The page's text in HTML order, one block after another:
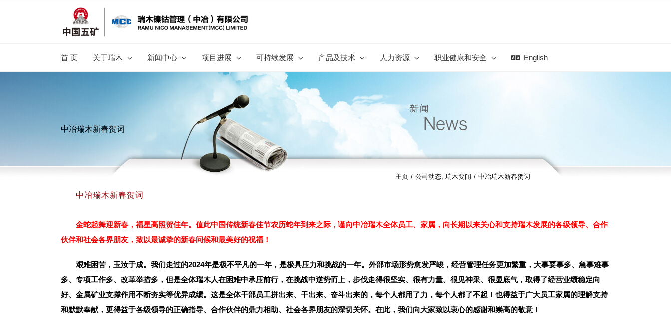
首 页 关于瑞木 新闻中心 项目进展 可持续发展 产品及技术 人力资源 职业健康和安全 English
中冶瑞木新春贺词
主页 / 公司动态, 瑞木要闻 / 中冶瑞木新春贺词
中冶瑞木新春贺词
金蛇起舞迎新春，福星高照贺佳年。值此中国传统新春佳节农历蛇年到来之际，谨向中冶瑞木全体员工、家属，向长期以来关心和支持瑞木发展的各级领导、合作
伙伴和社会各界朋友，致以最诚挚的新春问候和最美好的祝福！
艰难困苦，玉汝于成。我们走过的2024年是极不平凡的一年，是极具压力和挑战的一年。外部市场形势愈发严峻，经营管理任务更加繁重，大事要事多、急事难事
多、专项工作多、改革举措多，但是全体瑞木人在困难中承压前行，在挑战中逆势而上，步伐走得很坚实、很有力量、很见神采、很显底气，取得了经营业绩稳定向
好、金属矿业支撑作用不断夯实等优异成绩。这是全体干部员工拼出来、干出来、奋斗出来的，每个人都用了力，每个人都了不起！也得益于广大员工家属的理解支持
和默默奉献，更得益于各级领导的正确指导、合作伙伴的鼎力相助、社会各界朋友的深切关怀。在此，我们向大家致以衷心的感谢和崇高的敬意！